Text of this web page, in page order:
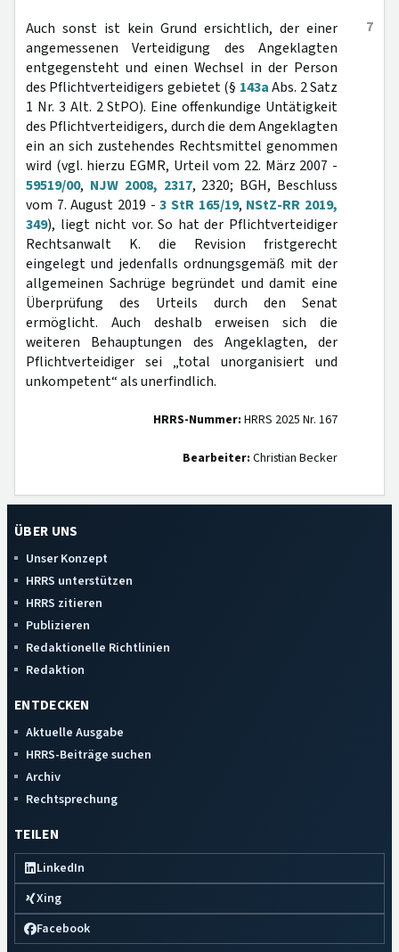
7
Auch sonst ist kein Grund ersichtlich, der einer
angemessenen Verteidigung des Angeklagten
entgegensteht und einen Wechsel in der Person
des Pflichtverteidigers gebietet (§ 143aAbs. 2 Satz
1 Nr. 3 Alt. 2 StPO). Eine offenkundige Untätigkeit
des Pflichtverteidigers, durch die dem Angeklagten
ein an sich zustehendes Rechtsmittel genommen
wird (vgl. hierzu EGMR, Urteil vom 22. März 2007 -
59519/00, NJW 2008, 2317, 2320; BGH, Beschluss
vom 7. August 2019 -3 StR 165/19, NStZ-RR 2019,
349), liegt nicht vor. So hat der Pflichtverteidiger
Rechtsanwalt K. die Revision fristgerecht
eingelegt und jedenfalls ordnungsgemäß mit der
allgemeinen Sachrüge begründet und damit eine
Überprüfung des Urteils durch den Senat
ermöglicht. Auch deshalb erweisen sich die
weiteren Behauptungen des Angeklagten, der
Pflichtverteidiger sei „total unorganisiert und
unkompetent“ als unerfindlich.
HRRS-Nummer: HRRS 2025 Nr. 167
Bearbeiter: Christian Becker
ÜBER UNS
Unser Konzept
HRRS unterstützen
HRRS zitieren
Publizieren
Redaktionelle Richtlinien
Redaktion
ENTDECKEN
Aktuelle Ausgabe
HRRS-Beiträge suchen
Archiv
Rechtsprechung
TEILEN
LinkedIn
Xing
Facebook